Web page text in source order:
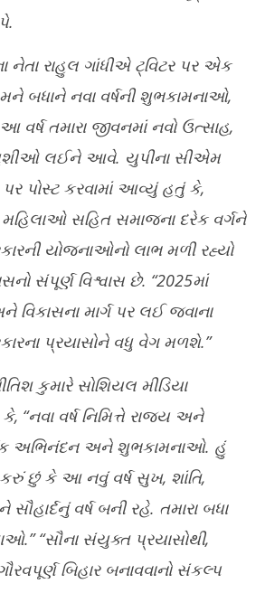
નેતા રાહુલ ગાંધીએ ટ્વિટર પર એક
બધાને નવા વર્ષની શુભકામનાઓ,
તમારા જીવનમાં નવો ઉત્સાહ,
લઈને આવે. યુપીના સીએમ
પોસ્ટ કરવામાં આવ્યું હતું કે,
સહિત સમાજના દરેક વર્ગને
યોજનાઓનો લાભ મળી રહ્યો
સંપૂર્ણ વિશ્વાસ છે. “2025માં
માર્ગ પર લઈ જવાના
પ્રયાસોને વધુ વેગ મળશે.”
કુમારે સોશિયલ મીડિયા
“નવા વર્ષ નિમિત્તે રાજ્ય અને
અભિનંદન અને શુભકામનાઓ. હું
કરું છું કે આ નવું વર્ષ સુખ, શાંતિ,
સૌહાર્દનું વર્ષ બની રહે. તમારા બધા
“સૌના સંયુક્ત પ્રયાસોથી,
બિહાર બનાવવાનો સંકલ્પ